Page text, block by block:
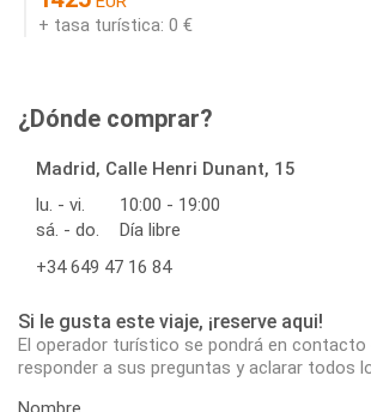
+ tasa turística: 0 €
¿Dónde comprar?
Madrid, Calle Henri Dunant, 15
lu. - vi.
10:00 - 19:00
sá. - do.
Día libre
+34 649 47 16 84
Si le gusta este viaje, ¡reserve aqui!
El operador turístico se pondrá en
responder a sus preguntas y aclarar todos